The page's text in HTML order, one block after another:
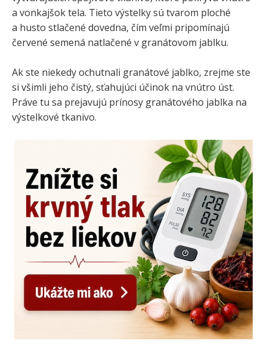
a vonkajšok tela. Tieto výstelky sú tvarom ploché
a husto stlačené dovedna, čím veľmi pripomínajú
červené semená natlačené v granátovom jablku.
Ak ste niekedy ochutnali granátové jablko, zrejme ste
si všimli jeho čistý, sťahujúci účinok na vnútro úst.
Práve tu sa prejavujú prínosy granátového jablka na
výstelkové tkanivo.